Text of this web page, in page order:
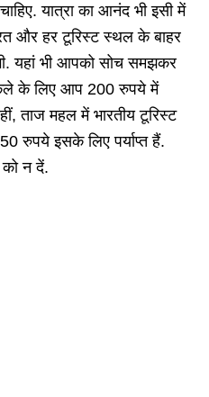
यात्रा का आनंद भी इसी में
और हर टूरिस्ट स्थल के बाहर
यहां भी आपको सोच समझकर
के लिए आप 200 रुपये में
ताज महल में भारतीय टूरिस्ट
रुपये इसके लिए पर्याप्त हैं.
न दें.